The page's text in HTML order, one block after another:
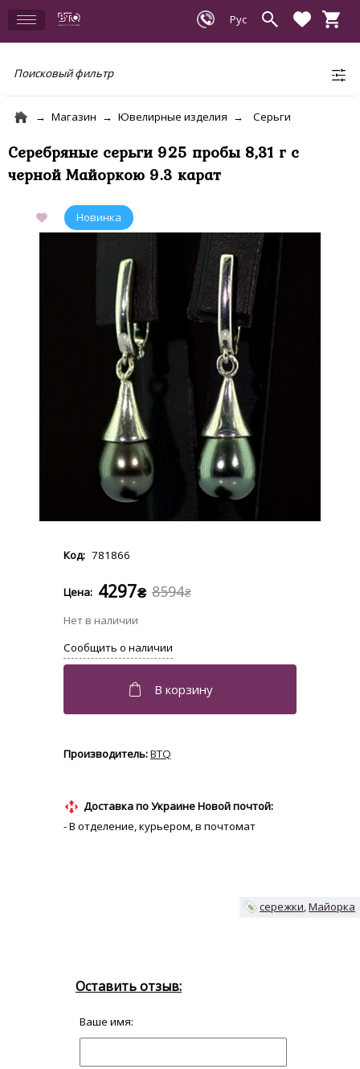
Поисковый фильтр
Магазин Ювелирные изделия Серьги
Серебряные серьги 925 пробы 8,31 г с
черной Майоркою 9.3 карат
781866
8594₴
4297₴
BTQ
Доставка по Украине Новой почтой:
- В отделение, курьером, в почтомат
сережки Майорка